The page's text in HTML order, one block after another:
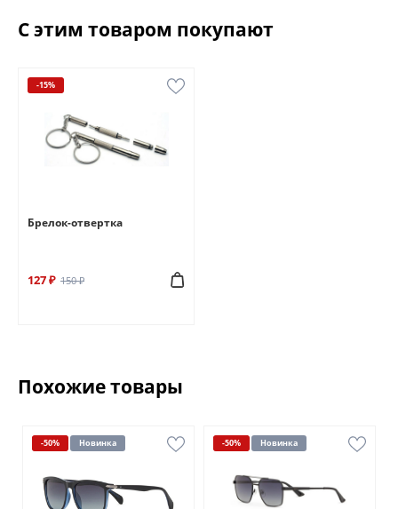
С этим товаром покупают
-15%
Брелок-отвертка
127 ₽ 150 ₽
Похожие товары
-50% Новинка -50% Новинка